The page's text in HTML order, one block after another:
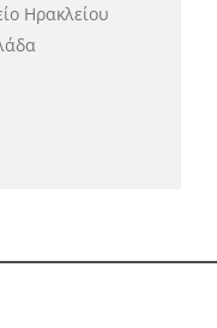
Ηρακλείου